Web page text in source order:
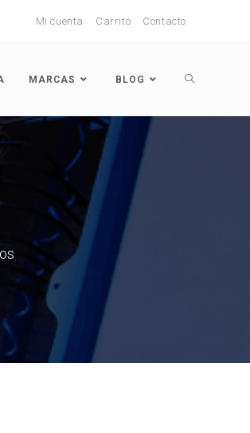
Mi cuenta Carrito Contacto
MARCAS BLOG